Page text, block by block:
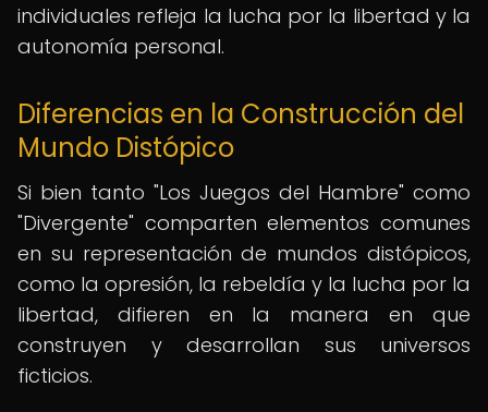
individuales refleja la lucha por la libertad y la
autonomía personal.
Diferencias en la Construcción del
Mundo Distópico
Si bien tanto "Los Juegos del Hambre" como
"Divergente" comparten elementos comunes
en su representación de mundos distópicos,
como la opresión, la rebeldía y la lucha por la
libertad, difieren en la manera en que
construyen y desarrollan sus universos
ficticios.